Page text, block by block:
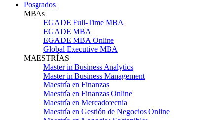
Posgrados
MBAs
EGADE Full-Time MBA
EGADE MBA
EGADE MBA Online
Global Executive MBA
MAESTRÍAS
Master in Business Analytics
Master in Business Management
Maestría en Finanzas
Maestría en Finanzas Online
Maestría en Mercadotecnia
Maestría en Gestión de Negocios Online